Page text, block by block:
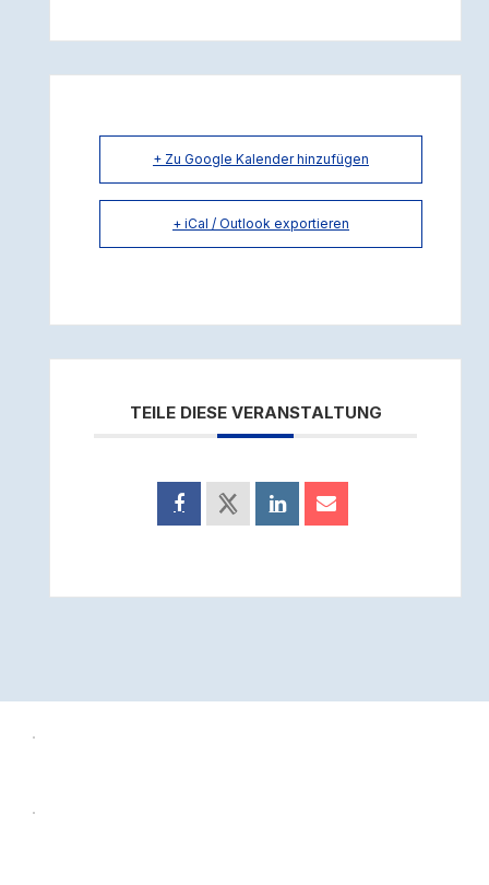
+ Zu Google Kalender hinzufügen
+ iCal / Outlook exportieren
TEILE DIESE VERANSTALTUNG